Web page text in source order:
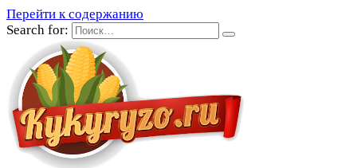
Перейти к содержанию
Search for: